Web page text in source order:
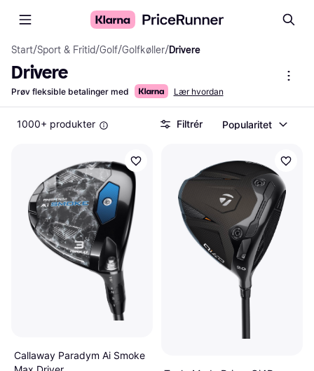
Start/Sport & Fritid/Golf/Golfkøller/Drivere
Drivere
Prøv fleksible betalinger med Lær hvordan
1000+ produkter Filtrér Popularitet
Callaway Paradym Ai Smoke